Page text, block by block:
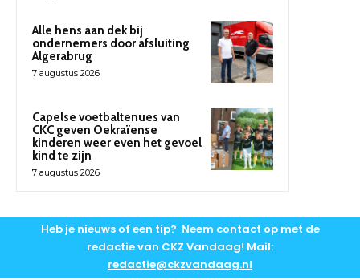
Alle hens aan dek bij
ondernemers door afsluiting
Algerabrug
7 augustus 2026
Capelse voetbaltenues van
CKC geven Oekraïense
kinderen weer even het gevoel
kind te zijn
7 augustus 2026
Heb je nieuws of een tip? Neem contact op met de
redactie van CKZ Vandaag! Mail:
redactie@ckzvandaag.nl